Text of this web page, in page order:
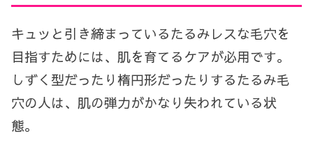
キュッと引き締まっているたるみレスな毛穴を
目指すためには、肌を育てるケアが必用です。
しずく型だったり楕円形だったりするたるみ毛
穴の人は、肌の弾力がかなり失われている状
態。